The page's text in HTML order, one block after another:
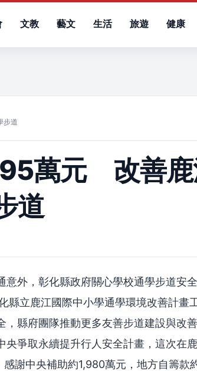
文教 藝文 生活 旅遊 健康
步道
萬元 改善
道
意外，彰化縣政府關心學校通學步道安
縣立鹿江國際中小學通學環境改善計畫
縣府團隊推動更多友善步道建設與改善
爭取永續提升行人安全計畫，這次在
謝中央補助約1,980萬元，地方自籌款